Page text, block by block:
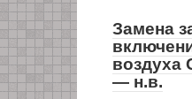
Замена
воздуха
— н.в.